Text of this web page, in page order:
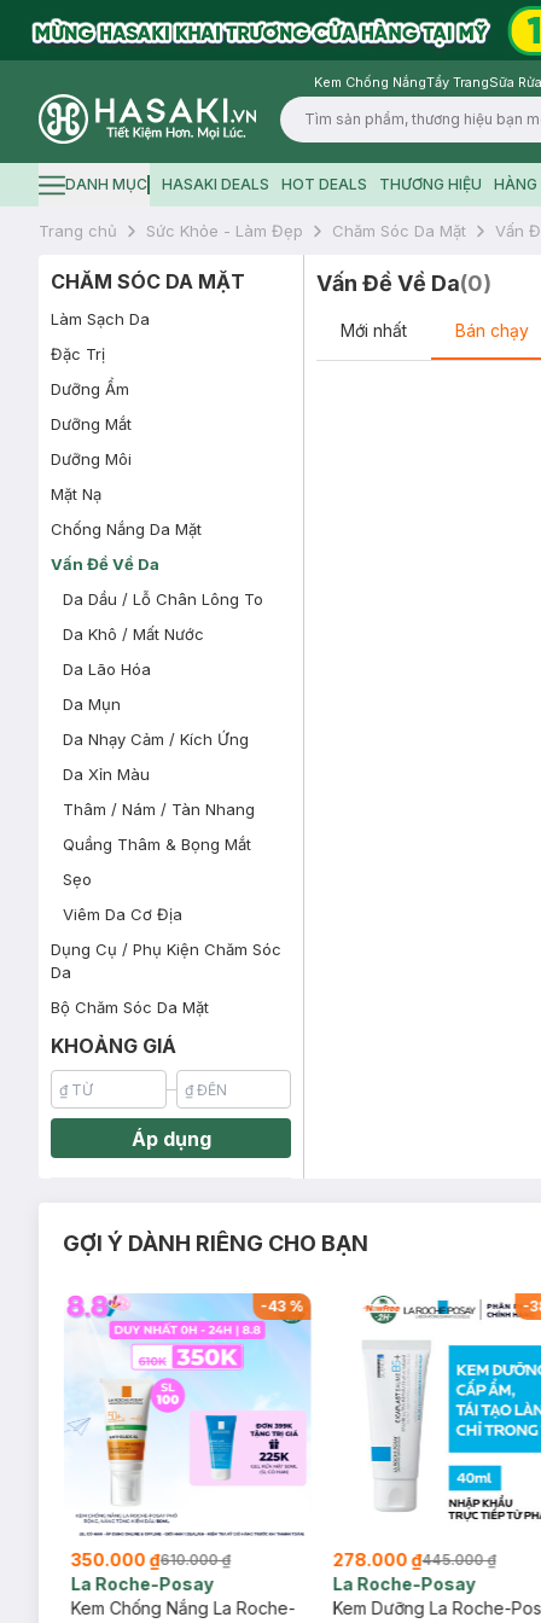
Kem Chống NắngTẩy TrangSữa
Logo
Hamburger icon
DANH MỤC HASAKI DEALS HOT DEALS THƯƠNG HIỆU HÀNG
Trang chủ Sức Khỏe - Làm Đẹp Chăm Sóc Da Mặt Vấn
CHĂM SÓC DA MẶT
Làm Sạch Da
Đặc Trị
Dưỡng Ẩm
Dưỡng Mắt
Dưỡng Môi
Mặt Nạ
Chống Nắng Da Mặt
Vấn Đề Về Da
Da Dầu / Lỗ Chân Lông To
Da Khô / Mất Nước
Da Lão Hóa
Da Mụn
Da Nhạy Cảm / Kích Ứng
Da Xỉn Màu
Thâm / Nám / Tàn Nhang
Quầng Thâm & Bọng Mắt
Sẹo
Viêm Da Cơ Địa
Dụng Cụ / Phụ Kiện Chăm Sóc
Da
Bộ Chăm Sóc Da Mặt
KHOẢNG GIÁ
Áp dụng
Vấn Đề Về Da(0)
Mới nhất Bán chạy
GỢI Ý DÀNH RIÊNG CHO BẠN
-43%
350.000 ₫610.000 ₫
La Roche-Posay
Kem Chống Nắng La Roche-
-
278.000 ₫445.000 ₫
La Roche-Posay
Kem Dưỡng La Roche-